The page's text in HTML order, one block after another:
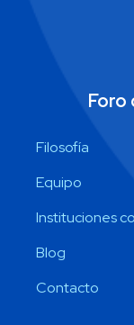
Foro
Filosofía
Equipo
Instituciones
Blog
Contacto